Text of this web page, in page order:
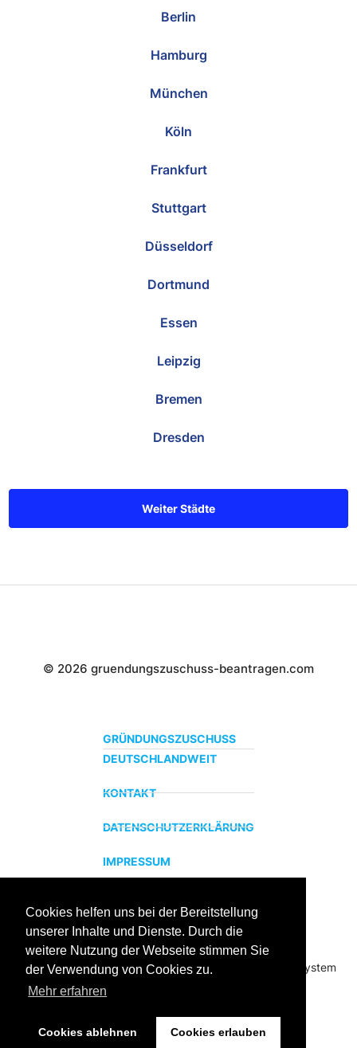
Cookies helfen uns bei der Bereitstellung
unserer Inhalte und Dienste. Durch die
weitere Nutzung der Webseite stimmen Sie
der Verwendung von Cookies zu.
Mehr erfahren
Cookies ablehnen Cookies erlauben
Berlin
Hamburg
München
Köln
Frankfurt
Stuttgart
Düsseldorf
Dortmund
Essen
Leipzig
Bremen
Dresden
Weiter Städte
© 2026 gruendungszuschuss-beantragen.com
GRÜNDUNGSZUSCHUSS
DEUTSCHLANDWEIT
KONTAKT
DATENSCHUTZERKLÄRUNG
IMPRESSUM
ZERTIFIZIERTER BILDUNGSTRÄGER
Profitieren sie jetzt von unserer über 15 jährigen
Praxiserfahrung und unserem erfolgreichen Coachingsystem